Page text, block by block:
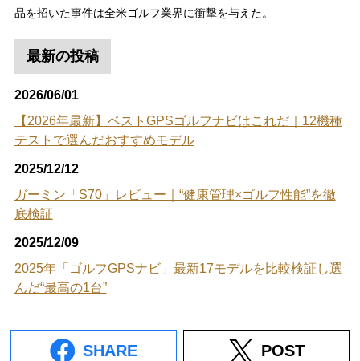
品を招いた事件は全米ゴルフ業界に衝撃を与えた。
最新の投稿
2026/06/01
【2026年最新】ベストGPSゴルフナビはこれだ｜12機種
テストで選んだおすすめモデル
2025/12/12
ガーミン「S70」レビュー｜“健康管理×ゴルフ性能”を徹
底検証
2025/12/09
2025年「ゴルフGPSナビ」最新17モデルを比較検証し選
んだ“最高の1台”
SHARE POST